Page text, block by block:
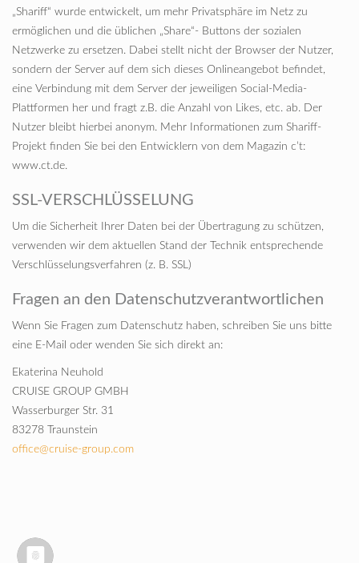
„Shariff“ wurde entwickelt, um mehr Privatsphäre im Netz zu
ermöglichen und die üblichen „Share“- Buttons der sozialen
Netzwerke zu ersetzen. Dabei stellt nicht der Browser der Nutzer,
sondern der Server auf dem sich dieses Onlineangebot befindet,
eine Verbindung mit dem Server der jeweiligen Social-Media-
Plattformen her und fragt z.B. die Anzahl von Likes, etc. ab. Der
Nutzer bleibt hierbei anonym. Mehr Informationen zum Shariff-
Projekt finden Sie bei den Entwicklern von dem Magazin c’t:
www.ct.de.
SSL-VERSCHLÜSSELUNG
Um die Sicherheit Ihrer Daten bei der Übertragung zu schützen,
verwenden wir dem aktuellen Stand der Technik entsprechende
Verschlüsselungsverfahren (z. B. SSL)
Fragen an den Datenschutzverantwortlichen
Wenn Sie Fragen zum Datenschutz haben, schreiben Sie uns bitte
eine E-Mail oder wenden Sie sich direkt an:
Ekaterina Neuhold
CRUISE GROUP GMBH
Wasserburger Str. 31
83278 Traunstein
office@cruise-group.com